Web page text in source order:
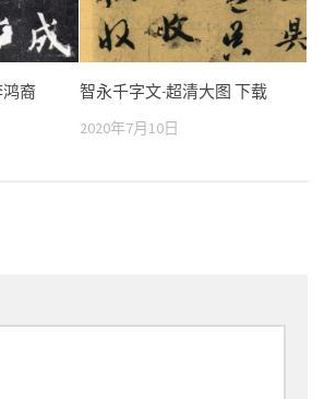
裔
智永千字文-超清大图 下载
2020年7月10日